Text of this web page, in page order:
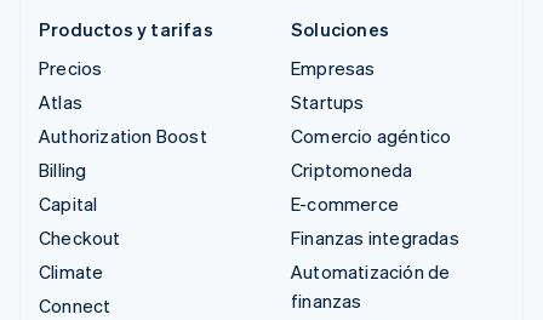
Productos y tarifas
Precios
Atlas
Authorization Boost
Billing
Capital
Checkout
Climate
Connect
Soluciones
Empresas
Startups
Comercio agéntico
Criptomoneda
E-commerce
Finanzas integradas
Automatización de
finanzas